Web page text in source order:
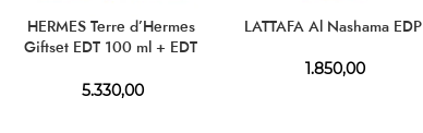
HERMES Terre d’Hermes
Giftset EDT 100 ml + EDT
5.330,00
LATTAFA Al Nashama EDP
1.850,00